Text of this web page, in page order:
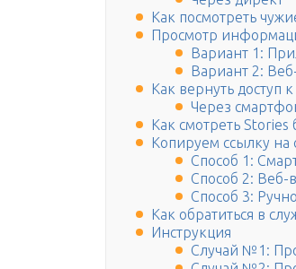
Как посмотреть
Просмотр
Вариант 1:
Вариант 2:
Как вернуть доступ
Через
Как смотреть Stories
Копируем ссылку
Способ 1:
Способ 2: Веб-
Способ 3:
Как обратиться в
Инструкция
Случай №1: